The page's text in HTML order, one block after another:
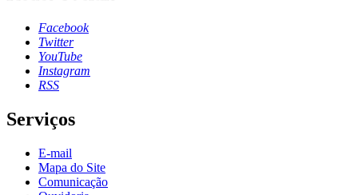
Facebook
Twitter
YouTube
Instagram
RSS
Serviços
E-mail
Mapa do Site
Comunicação